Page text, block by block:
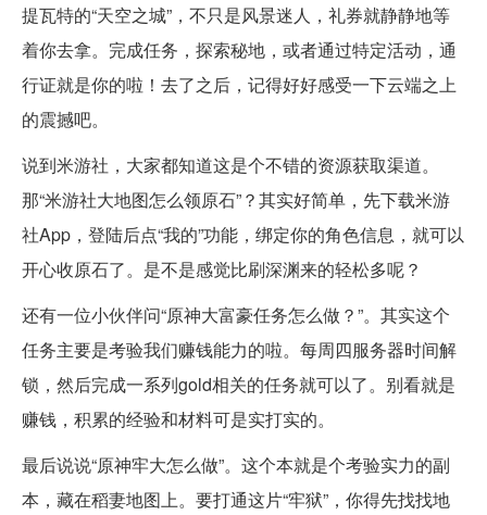
提瓦特的“天空之城”，不只是风景迷人，礼券就静静地等
着你去拿。完成任务，探索秘地，或者通过特定活动，通
行证就是你的啦！去了之后，记得好好感受一下云端之上
的震撼吧。
说到米游社，大家都知道这是个不错的资源获取渠道。
那“米游社大地图怎么领原石”？其实好简单，先下载米游
社App，登陆后点“我的”功能，绑定你的角色信息，就可以
开心收原石了。是不是感觉比刷深渊来的轻松多呢？
还有一位小伙伴问“原神大富豪任务怎么做？”。其实这个
任务主要是考验我们赚钱能力的啦。每周四服务器时间解
锁，然后完成一系列gold相关的任务就可以了。别看就是
赚钱，积累的经验和材料可是实打实的。
最后说说“原神牢大怎么做”。这个本就是个考验实力的副
本，藏在稻妻地图上。要打通这片“牢狱”，你得先找找地